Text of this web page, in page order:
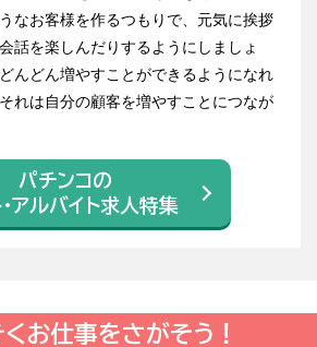
なお客様を作るつもりで、元気に挨拶
話を楽しんだりするようにしましょ
んどん増やすことができるようになれ
れは自分の顧客を増やすことにつなが
パチンコの
アルバイト求人特集
お仕事をさがそう！